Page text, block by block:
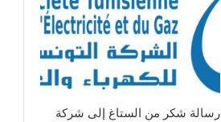
رسالة شكر من الستاغ إلى شركة